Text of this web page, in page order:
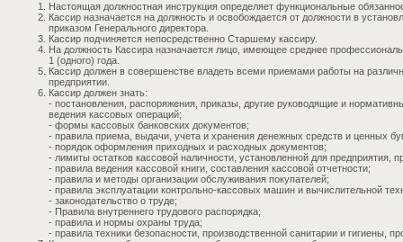
Настоящая должностная инструкция определяет функциональные
Кассир назначается на должность и освобождается от должности в
приказом Генерального директора.
Кассир подчиняется непосредственно Старшему кассиру.
На должность Кассира назначается лицо, имеющее среднее
1 (одного) года.
Кассир должен в совершенстве владеть всеми приемами работы на
предприятии.
Кассир должен знать:
- постановления, распоряжения, приказы, другие руководящие и
ведения кассовых операций;
- формы кассовых банковских документов;
- правила приема, выдачи, учета и хранения денежных средств и ценных
- порядок оформления приходных и расходных документов;
- лимиты остатков кассовой наличности, установленной для предприятия,
- правила ведения кассовой книги, составления кассовой отчетности;
- правила и методы организации обслуживания покупателей;
- правила эксплуатации контрольно-кассовых машин и вычислительной
- законодательство о труде;
- Правила внутреннего трудового распорядка;
- правила и нормы охраны труда;
- правила техники безопасности, производственной санитарии и гигиены,